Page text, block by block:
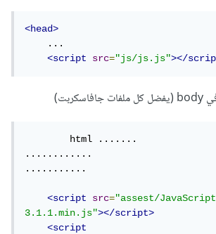
<head>
    ...
<script
src="js/js.js"></
	html .......
............
...........
<script src="assest/
3.1.1.min.js"></script>
<script